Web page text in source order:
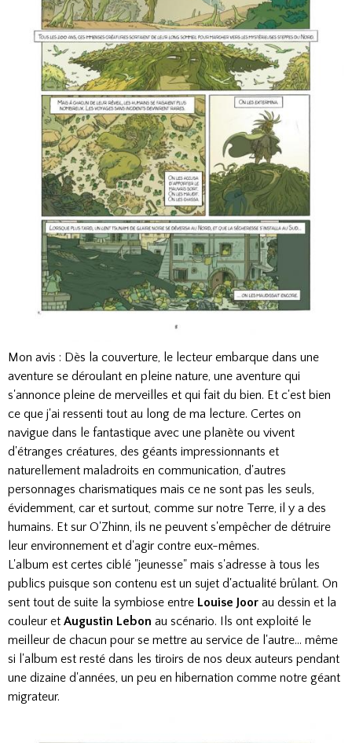
Mon avis : Dès la couverture, le lecteur embarque dans une
aventure se déroulant en pleine nature, une aventure qui
s'annonce pleine de merveilles et qui fait du bien. Et c'est bien
ce que j'ai ressenti tout au long de ma lecture. Certes on
navigue dans le fantastique avec une planète ou vivent
d'étranges créatures, des géants impressionnants et
naturellement maladroits en communication, d'autres
personnages charismatiques mais ce ne sont pas les seuls,
évidemment, car et surtout, comme sur notre Terre, il y a des
humains. Et sur O'Zhinn, ils ne peuvent s'empêcher de détruire
leur environnement et d'agir contre eux-mêmes.
L'album est certes ciblé "jeunesse" mais s'adresse à tous les
publics puisque son contenu est un sujet d'actualité brûlant. On
sent tout de suite la symbiose entre Louise Joor au dessin et la
couleur et Augustin Lebon au scénario. Ils ont exploité le
meilleur de chacun pour se mettre au service de l'autre… même
si l'album est resté dans les tiroirs de nos deux auteurs pendant
une dizaine d'années, un peu en hibernation comme notre géant
migrateur.